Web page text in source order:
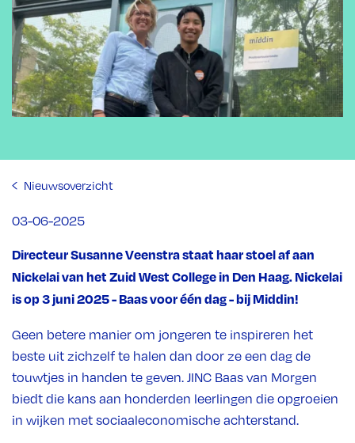
Nieuwsoverzicht
03-06-2025
Directeur Susanne Veenstra staat haar stoel af aan
Nickelai van het Zuid West College in Den Haag. Nickelai
is op 3 juni 2025 - Baas voor één dag - bij Middin!
Geen betere manier om jongeren te inspireren het
beste uit zichzelf te halen dan door ze een dag de
touwtjes in handen te geven. JINC Baas van Morgen
biedt die kans aan honderden leerlingen die opgroeien
in wijken met sociaaleconomische achterstand.